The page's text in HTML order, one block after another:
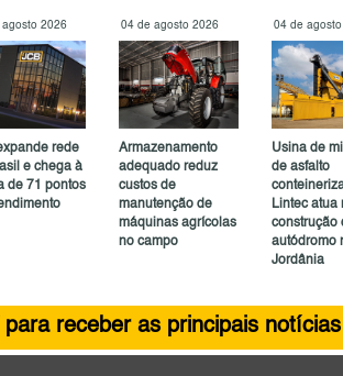
agosto 2026
rede
e chega à
de 71 pontos
04 de agosto 2026
Armazenamento
adequado reduz
custos de
manutenção de
máquinas agrícolas
no campo
04 de
Usina de
de asfalto
Lintec atua
construção
autódromo
Jordânia
receber as principais